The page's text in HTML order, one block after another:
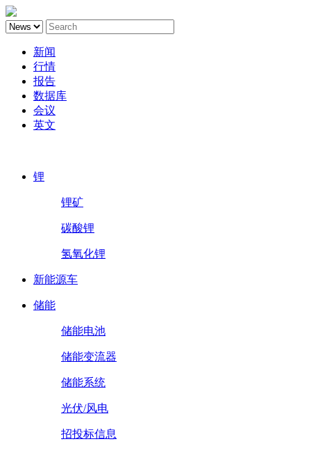
新闻
行情
报告
数据库
会议
英文
锂
锂矿
碳酸锂
氢氧化锂
新能源车
储能
储能电池
储能变流器
储能系统
光伏/风电
招投标信息